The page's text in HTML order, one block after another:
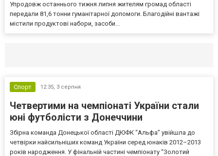
Упродовж останнього тижня липня жителям громад області
передали 81,6 тонни гуманітарної допомоги. Благодійні вантажі
містили продуктові набори, засоби...
Спорт 12:35, 3 серпня
Четвертими на чемпіонаті України стали
юні футболісти з Донеччини
Збірна команда Донецької області ДЮФК “Альфа” увійшла до
четвірки найсильніших команд України серед юнаків 2012–2013
років народження. У фінальній частині чемпіонату “Золотий